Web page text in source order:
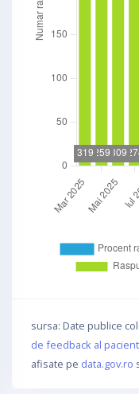
sursa: Date publice
de feedback al
afisate pe data.gov.ro